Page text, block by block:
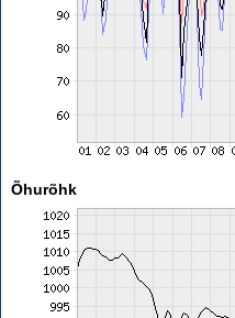
Õhurõhk